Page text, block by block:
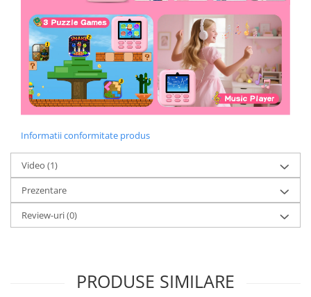
Informatii conformitate produs
Video (1)
Prezentare
Review-uri(0)
PRODUSE SIMILARE